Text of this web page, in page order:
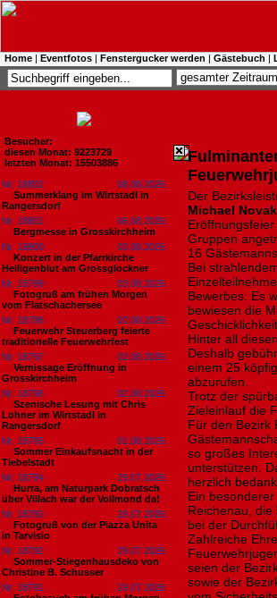
Home | Eventfotos | Fenstergucker werden | Gästebuch |
Besucher:
diesen Monat: 9223729
letzten Monat: 15503886
Nr. 18802
08.08.2026
Summerklang im Wirtstadl in
Rangersdorf
Nr. 18801
06.08.2026
Bergmesse in Grosskirchheim
Nr. 18800
03.08.2026
Konzert in der Pfarrkirche
Heiligenblut am Grossglockner
Nr. 18799
03.08.2026
Fotogruß am frühen Morgen
vom Flatschachersee
Nr. 18798
02.08.2026
Feuerwehr Steuerberg feierte
traditionelle Feuerwehrfest
Nr. 18797
02.08.2026
Vernissage Eröffnung in
Grosskirchheim
Nr. 18796
02.08.2026
Szenische Lesung mit Chris
Lohner im Wirtstadl in
Rangersdorf
Nr. 18795
01.08.2026
Sommer Einkaufsnacht in der
Tiebelstadt
Nr. 18794
29.07.2026
Hurra, am Naturpark Dobratsch
über Villach war der Vollmond da!
Nr. 18793
29.07.2026
Fotogruß von der Piazza Unita
in Tarvisio
Nr. 18792
29.07.2026
Sommer-Stiegenhausdeko von
Christine B. Schusser
Nr. 18791
29.07.2026
Der
Michael Novak
Gruppen
16
Bei
Bewerbes. Es
bewiesen die
Hinter all
Deshalb
einem 25
abzurufen.
Trotz der
Zieleinlauf die
Für den Bezirk
so großes
unterstützen.
herzlich
Ein
Reichenau,
bei der
Zahlreiche
seien der
sowie der